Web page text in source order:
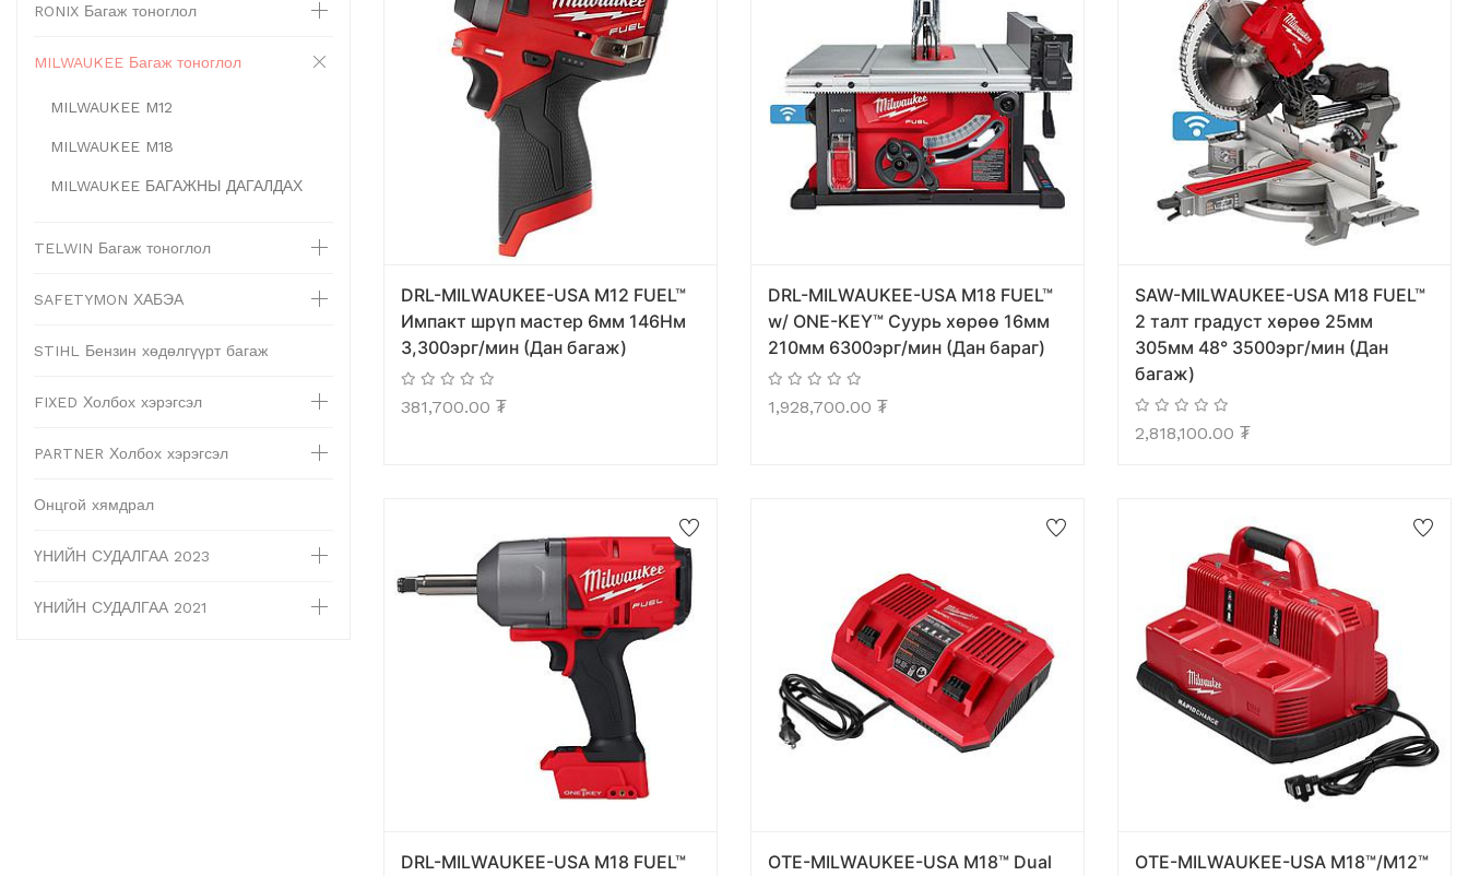
RONIX Багаж тоноглол
MILWAUKEE Багаж тоноглол
MILWAUKEE M12
MILWAUKEE M18
MILWAUKEE БАГАЖНЫ ДАГАЛДАХ
TELWIN Багаж тоноглол
SAFETYMON ХАБЭА
STIHL Бензин хөдөлгүүрт багаж
FIXED Холбох хэрэгсэл
PARTNER Холбох хэрэгсэл
Онцгой хямдрал
ҮНИЙН СУДАЛГАА 2023
ҮНИЙН СУДАЛГАА 2021
DRL-MILWAUKEE-USA M12 FUEL™
Импакт шрүп мастер 6мм 146Нм
3,300эрг/мин (Дан багаж)
381,700.00 ₮
DRL-MILWAUKEE-USA M18 FUEL™
w/ ONE-KEY™ Суурь хөрөө 16мм
210мм 6300эрг/мин (Дан бараг)
1,928,700.00 ₮
SAW-MILWAUKEE-USA M18 FUEL™
2 талт градуст хөрөө 25мм
305мм 48° 3500эрг/мин (Дан
багаж)
2,818,100.00 ₮
DRL-MILWAUKEE-USA M18 FUEL™
OTE-MILWAUKEE-USA M18™ Dual
OTE-MILWAUKEE-USA M18™/M12™